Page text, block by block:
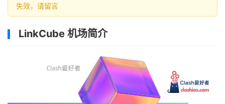
失效，请留言
LinkCube 机场简介